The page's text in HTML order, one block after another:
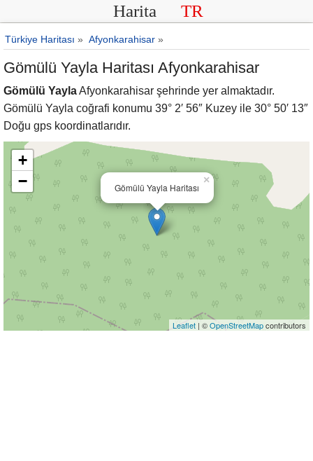
Harita TR
Türkiye Haritası » Afyonkarahisar »
Gömülü Yayla Haritası Afyonkarahisar
Gömülü YaylaAfyonkarahisar şehrinde yer almaktadır.
Gömülü Yayla coğrafi konumu 39° 2′ 56″ Kuzey ile 30° 50′ 13″
Doğu gps koordinatlarıdır.
Gömülü Yayla Haritası
×
+
−
Leaflet | ©OpenStreetMapcontributors